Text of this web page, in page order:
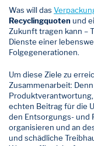
Was will das
Recyclingquotenund
Zukunft tragen kann –
Dienste einer
Folgegenerationen.
Um diese Ziele zu
Zusammenarbeit:
echten Beitrag für die
den Entsorgungs- und
organisieren und an
und schädliche